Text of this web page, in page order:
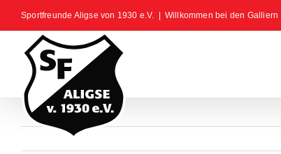
springen
Sportfreunde Aligse von 1930 e.V. Willkommen bei den Galliern